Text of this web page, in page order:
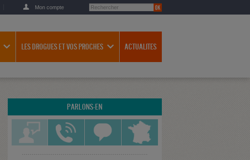
Mon compte
LES DROGUES ET VOS PROCHES ACTUALITES
PARLONS-EN